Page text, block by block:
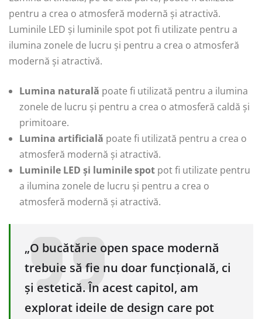
pentru a crea o atmosferă modernă și atractivă.
Luminile LED și luminile spot pot fi utilizate pentru a
ilumina zonele de lucru și pentru a crea o atmosferă
modernă și atractivă.
Lumina naturală poate fi utilizată pentru a ilumina
zonele de lucru și pentru a crea o atmosferă caldă și
primitoare.
Lumina artificială poate fi utilizată pentru a crea o
atmosferă modernă și atractivă.
Luminile LED și luminile spot pot fi utilizate pentru
a ilumina zonele de lucru și pentru a crea o
atmosferă modernă și atractivă.
„O bucătărie open space modernă
trebuie să fie nu doar funcțională, ci
și estetică. În acest capitol, am
explorat ideile de design care pot